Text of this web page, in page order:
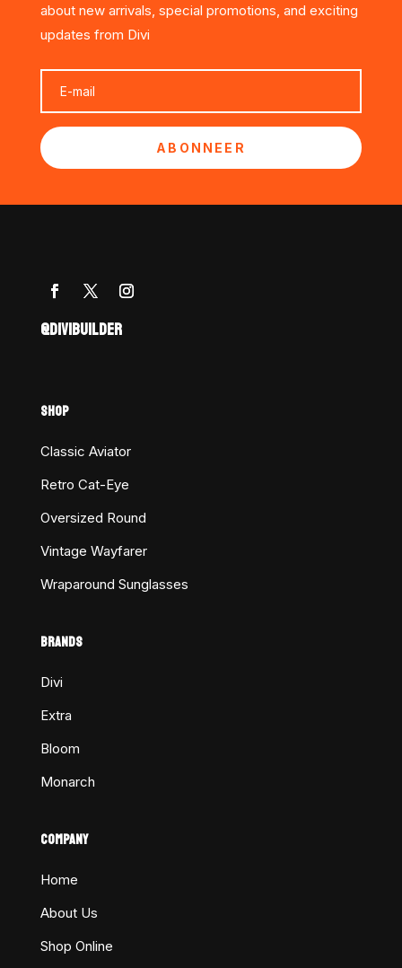
about new arrivals, special promotions, and exciting
updates from Divi
ABONNEER
@DIVIBUILDER
SHOP
Classic Aviator
Retro Cat-Eye
Oversized Round
Vintage Wayfarer
Wraparound Sunglasses
BRANDS
Divi
Extra
Bloom
Monarch
COMPANY
Home
About Us
Shop Online